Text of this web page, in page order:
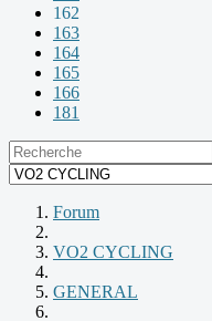
162
163
164
165
166
181
Forum
VO2 CYCLING
GENERAL